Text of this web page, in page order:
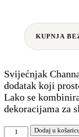
KUPNJA
Svijećnjak
dodatak koji
Lako se
dekoracijama za
Svijećnjak
Dodaj u